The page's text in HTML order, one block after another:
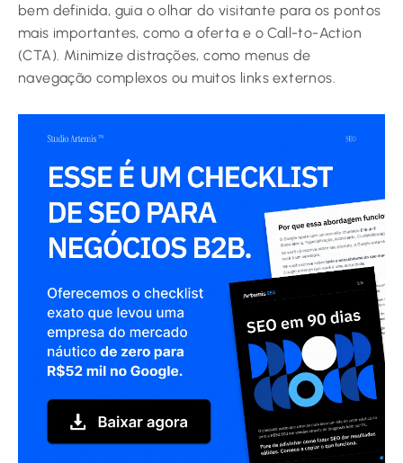
bem definida, guia o olhar do visitante para os pontos
mais importantes, como a oferta e o Call-to-Action
(CTA). Minimize distrações, como menus de
navegação complexos ou muitos links externos.